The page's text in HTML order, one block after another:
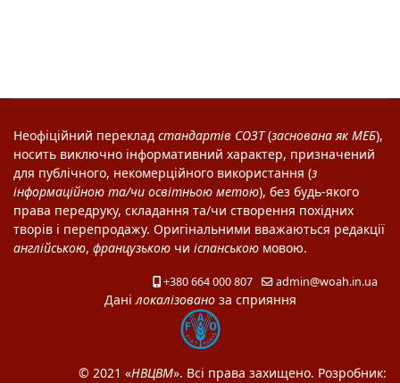
Неофіційний переклад стандартів СОЗТ(заснована якМЕБ),
носить виключно інформативний характер, призначений
для публічного, некомерційного використання (з
інформаційною та/чи освітньою метою), без будь-якого
права передруку, складання та/чи створення похідних
творів і перепродажу. Оригінальними вважаються редакції
англійською, французькою чи іспанською мовою.
+380 664 000 807 admin@woah.in.ua
Данілокалізованоза сприяння
© 2021 «НВЦВМ». Всі права захищено. Розробник: